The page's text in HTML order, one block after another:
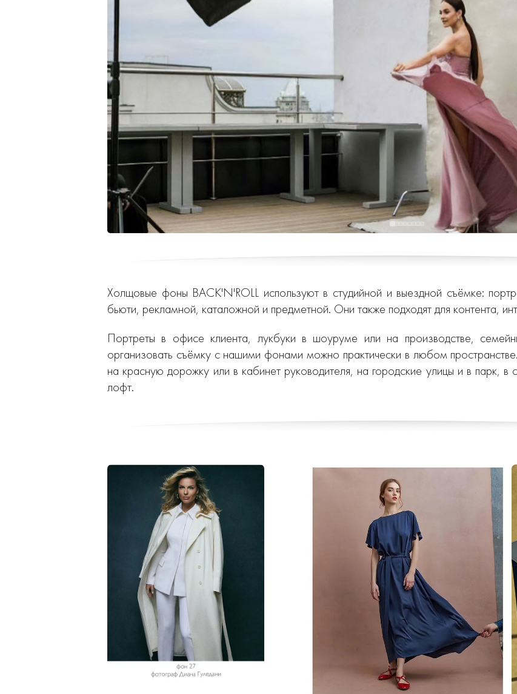
Холщовые фоны BACK'N'ROLL используют в студийной и выездной съёмке:
бьюти, рекламной, каталожной и предметной. Они также подходят для контента,
Портреты в офисе клиента, лукбуки в шоуруме или на производстве,
организовать съёмку с нашими фонами можно практически в любом
на красную дорожку или в кабинет руководителя, на городские улицы и в парк, в
лофт.